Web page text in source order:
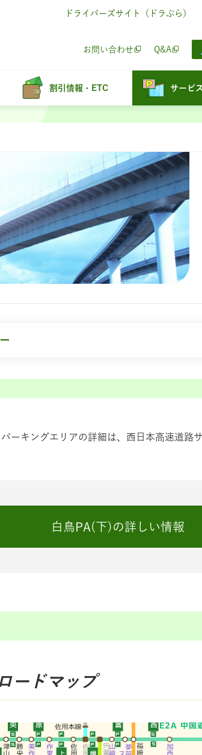
ドライバーズサイト （ドラぷら）
お問い合わせ Q&A
割引情報・ETC サービ
ーキングエリアの詳細は、西日本高速道路
白鳥PA(下)の詳しい情報
ードマップ